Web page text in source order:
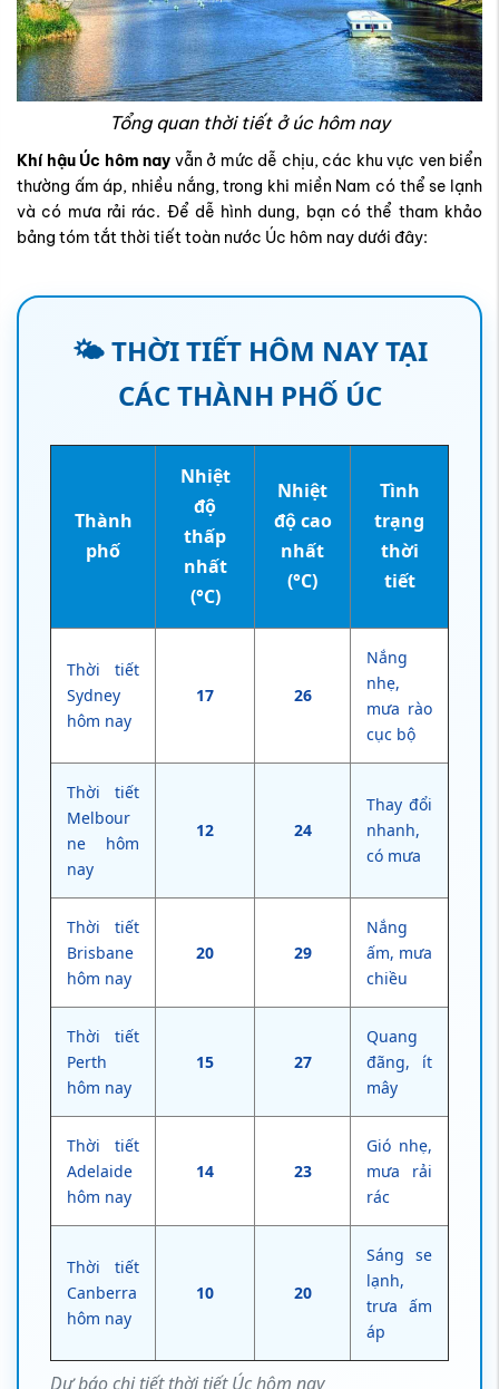
Tổng quan thời tiết ở úc hôm nay
Khí hậu Úc hôm nay vẫn ở mức dễ chịu, các khu vực ven biển
thường ấm áp, nhiều nắng, trong khi miền Nam có thể se lạnh
và có mưa rải rác. Để dễ hình dung, bạn có thể tham khảo
bảng tóm tắt thời tiết toàn nước Úc hôm nay dưới đây:
🌤️ THỜI TIẾT HÔM NAY TẠI
CÁC THÀNH PHỐ ÚC
Dự báo chi tiết thời tiết Úc hôm nay
Thành
phố
Nhiệt
độ
thấp
nhất
(°C)
Nhiệt
độ cao
nhất
(°C)
Tình
trạng
thời
tiết
Thời tiết
Sydney
hôm nay
17 26
Nắng
nhẹ,
mưa rào
cục bộ
Thời tiết
Melbour
ne hôm
nay
12 24
Thay đổi
nhanh,
có mưa
Thời tiết
Brisbane
hôm nay
20 29
Nắng
ấm, mưa
chiều
Thời tiết
Perth
hôm nay
15 27
Quang
đãng, ít
mây
Thời tiết
Adelaide
hôm nay
14 23
Gió nhẹ,
mưa rải
rác
Thời tiết
Canberra
hôm nay
10 20
Sáng se
lạnh,
trưa ấm
áp